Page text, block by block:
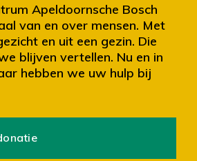
Apeldoornsche Bosch
van en over mensen. Met
en uit een gezin. Die
blijven vertellen. Nu en in
hebben we uw hulp bij